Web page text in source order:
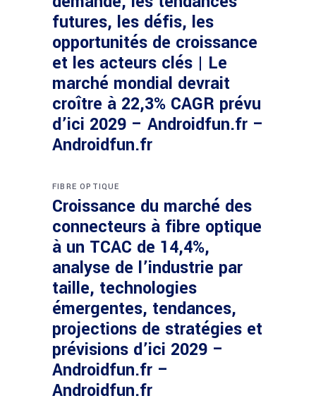
futures, les défis, les
opportunités de croissance
et les acteurs clés | Le
marché mondial devrait
croître à 22,3% CAGR prévu
d’ici 2029 – Androidfun.fr –
Androidfun.fr
FIBRE OPTIQUE
Croissance du marché des
connecteurs à fibre optique
à un TCAC de 14,4%,
analyse de l’industrie par
taille, technologies
émergentes, tendances,
projections de stratégies et
prévisions d’ici 2029 –
Androidfun.fr –
Androidfun.fr